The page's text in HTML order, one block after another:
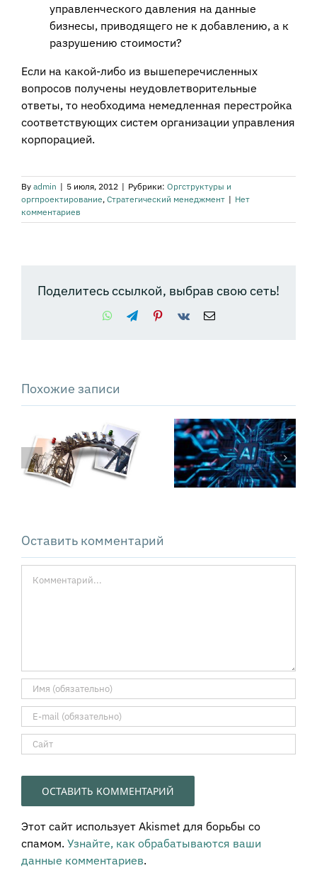
управленческого давления на данные
бизнесы, приводящего не к добавлению, а к
разрушению стоимости?
Если на какой-либо из вышеперечисленных
вопросов получены неудовлетворительные
ответы, то необходима немедленная перестройка
соответствующих систем организации управления
корпорацией.
By admin | 5 июля, 2012 | Рубрики: Оргструктуры и
оргпроектирование, Стратегический менеджмент | Нет
комментариев
Поделитесь ссылкой, выбрав свою сеть!
WhatsApp
TelegramPinterest
Vk Email
Похожие записи
Почему
внедрение ИИ
не
«Свободные
деньги»
Сильвио
Оставить комментарий
Этот сайт использует Akismet для борьбы со
спамом. Узнайте, как обрабатываются ваши
данные комментариев.